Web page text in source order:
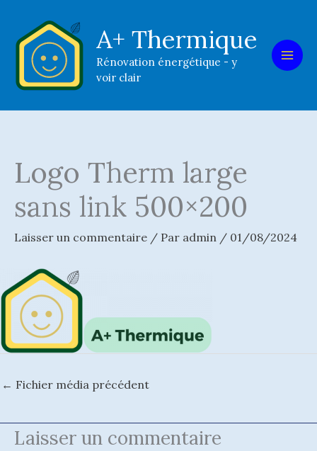
contenu
A+ Thermique
Rénovation énergétique - y
voir clair
Logo Therm large
sans link 500×200
Laisser un commentaire / Par admin / 01/08/2024
← Fichier média précédent
Laisser un commentaire